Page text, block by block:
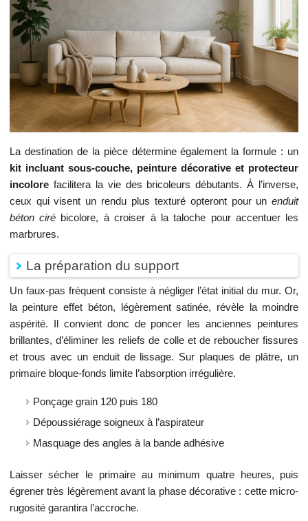
La destination de la pièce détermine également la formule : un
kit incluant sous-couche, peinture décorative et protecteur
incolorefacilitera la vie des bricoleurs débutants. À l’inverse,
ceux qui visent un rendu plus texturé opteront pour unenduit
béton ciré bicolore, à croiser à la taloche pour accentuer les
marbrures.
La préparation du support
Un faux-pas fréquent consiste à négliger l’état initial du mur. Or,
la peinture effet béton, légèrement satinée, révèle la moindre
aspérité. Il convient donc de poncer les anciennes peintures
brillantes, d’éliminer les reliefs de colle et de reboucher fissures
et trous avec un enduit de lissage. Sur plaques de plâtre, un
primaire bloque-fonds limite l’absorption irrégulière.
Ponçage grain 120 puis 180
Dépoussiérage soigneux à l’aspirateur
Masquage des angles à la bande adhésive
Laisser sécher le primaire au minimum quatre heures, puis
égrener très légèrement avant la phase décorative : cette micro-
rugosité garantira l’accroche.